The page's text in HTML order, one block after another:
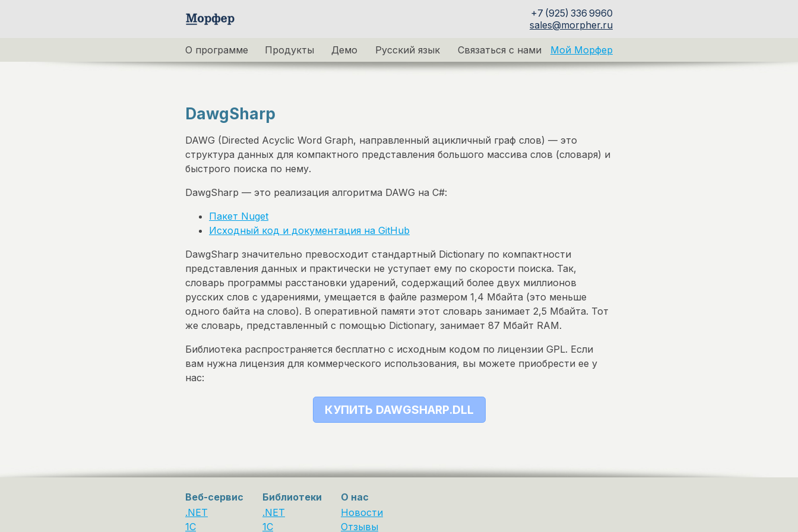
+7 (925) 336 9960
sales@morpher.ru
О программе Продукты Демо Русский язык Связаться с нами Мой Морфер
DawgSharp
DAWG (Directed Acyclic Word Graph, направленный ацикличный граф слов) — это
структура данных для компактного представления большого массива слов (словаря) и
быстрого поиска по нему.
DawgSharp — это реализация алгоритма DAWG на C#:
Пакет Nuget
Исходный код и документация на GitHub
DawgSharp значительно превосходит стандартный Dictionary по компактности
представления данных и практически не уступает ему по скорости поиска. Так,
словарь программы расстановки ударений, содержащий более двух миллионов
русских слов с ударениями, умещается в файле размером 1,4 Мбайта (это меньше
одного байта на слово). В оперативной памяти этот словарь занимает 2,5 Мбайта. Тот
же словарь, представленный с помощью Dictionary, занимает 87 Мбайт RAM.
Библиотека распространяется бесплатно с исходным кодом по лицензии GPL. Если
вам нужна лицензия для коммерческого использования, вы можете приобрести ее у
нас:
КУПИТЬ DAWGSHARP.DLL
Веб-сервис
.NET
1C
Библиотеки
.NET
1С
О нас
Новости
Отзывы